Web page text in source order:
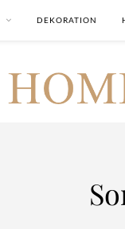
DEKORATION